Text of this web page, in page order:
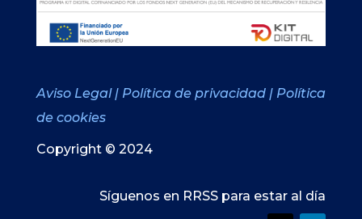
Aviso Legal | Política de privacidad | Política
de cookies
Copyright © 2024
Síguenos en RRSS para estar al día